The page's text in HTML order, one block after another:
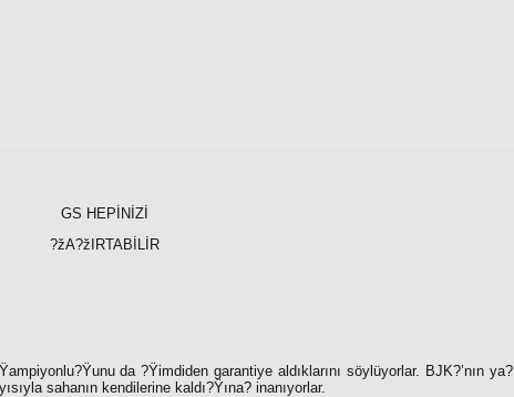
GS HEPİNİZİ
?žA?žIRTABİLİR
da ?Ÿimdiden garantiye aldıklarını söylüyorlar. BJK?’nın ya?
sahanın kendilerine kaldı?Ÿına? inanıyorlar.